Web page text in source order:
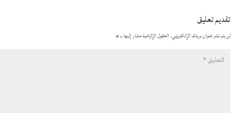
تقديم تعليق
لن يتم نشر عنوان بريدك الإلكتروني. الحقول الإلزامية مشار إليها بـ*